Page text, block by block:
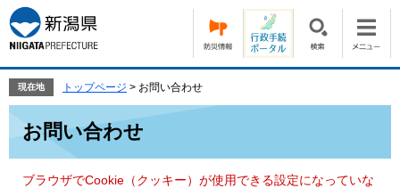
ー
ジ
の
頭
す。
ニ
ュ
ー
飛
て
現在地 トップページ > お問い合わせ
お問い合わせ
ブラウザでCookie（クッキー）が使用できる設定になっていな